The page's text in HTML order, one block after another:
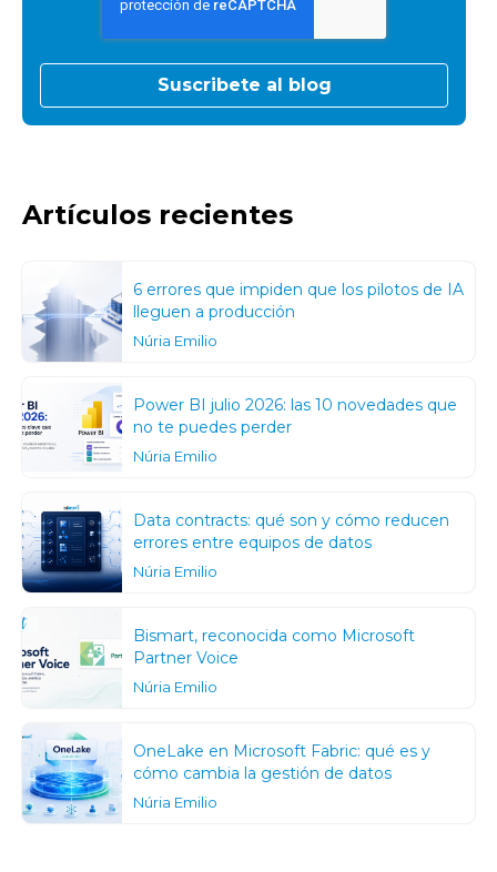
Artículos recientes
6 errores que impiden que los pilotos de IA
lleguen a producción
Núria Emilio
Power BI julio 2026: las 10 novedades que
no te puedes perder
Núria Emilio
Data contracts: qué son y cómo reducen
errores entre equipos de datos
Núria Emilio
Bismart, reconocida como Microsoft
Partner Voice
Núria Emilio
OneLake en Microsoft Fabric: qué es y
cómo cambia la gestión de datos
Núria Emilio